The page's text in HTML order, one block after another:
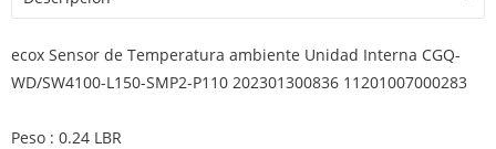
ecox Sensor de Temperatura ambiente Unidad Interna CGQ-
WD/SW4100-L150-SMP2-P110 202301300836 11201007000283
Peso : 0.24 LBR